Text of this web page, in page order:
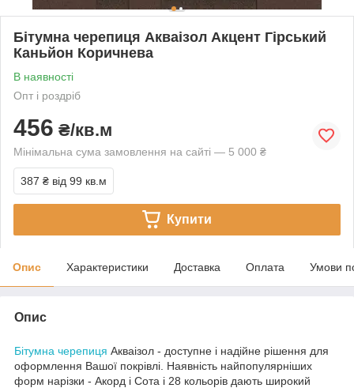
Бітумна черепиця Акваізол Акцент Гірський
Каньйон Коричнева
В наявності
Опт і роздріб
456 ₴/кв.м
Мінімальна сума замовлення на сайті — 5 000 ₴
387 ₴ від 99 кв.м
Купити
Опис Характеристики Доставка Оплата Умови
Опис
Бітумна черепиця Акваізол - доступне і надійне рішення для
оформлення Вашої покрівлі. Наявність найпопулярніших
форм нарізки - Акорд і Сота і 28 кольорів дають широкий